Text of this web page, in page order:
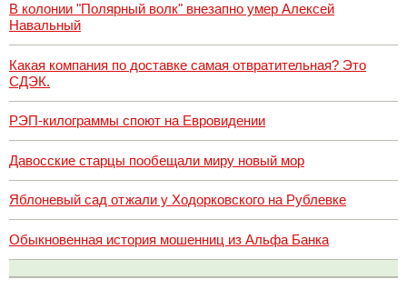
В колонии "Полярный волк" внезапно умер Алексей
Навальный
Какая компания по доставке самая отвратительная? Это
СДЭК.
РЭП-килограммы споют на Евровидении
Давосские старцы пообещали миру новый мор
Яблоневый сад отжали у Ходорковского на Рублевке
Обыкновенная история мошенниц из Альфа Банка